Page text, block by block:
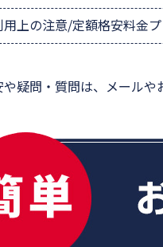
用上の注意/定額格安料金
や疑問・質問は、メールや